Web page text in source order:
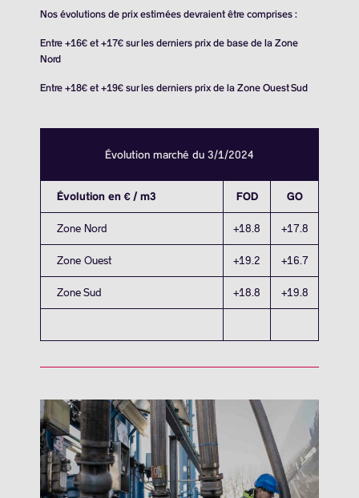
Nos évolutions de prix estimées devraient être comprises :
Entre +16€ et +17€ sur les derniers prix de base de la Zone
Nord
Entre +18€ et +19€ sur les derniers prix de la Zone Ouest Sud
Évolution marché du 3/1/2024
Évolution en € / m3 FOD GO
Zone Nord +18.8 +17.8
Zone Ouest +19.2 +16.7
Zone Sud +18.8 +19.8